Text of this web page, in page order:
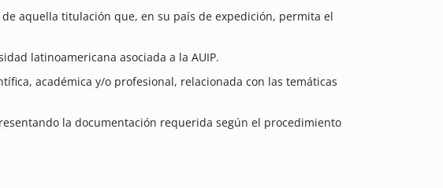
aquella titulación que, en su país de expedición, permita el
latinoamericana asociada a la AUIP.
académica y/o profesional, relacionada con las temáticas
la documentación requerida según el procedimiento